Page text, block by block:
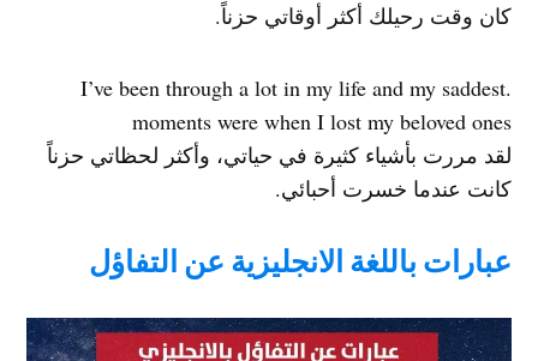
كان وقت رحيلك أكثر أوقاتي حزناً.
.I’ve been through a lot in my life and my saddest
moments were when I lost my beloved ones
لقد مررت بأشياء كثيرة في حياتي، وأكثر لحظاتي حزناً
كانت عندما خسرت أحبائي.
عبارات باللغة الانجليزية عن التفاؤل